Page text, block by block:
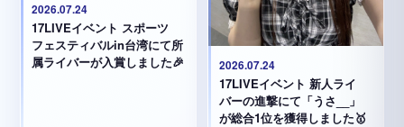
2026.07.24
17LIVEイベント スポーツ
フェスティバルin台湾にて所
属ライバーが入賞しました🎉
2026.07.24
17LIVEイベント 新人ライ
バーの進撃にて「うさ__」
が総合1位を獲得しました🥇